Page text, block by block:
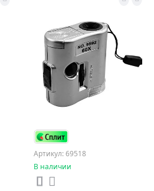
Артикул: 69518
В наличии